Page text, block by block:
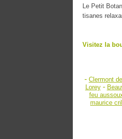
Le Petit
tisanes
Visitez la
- Clermont
Lorey-
feu
maurice